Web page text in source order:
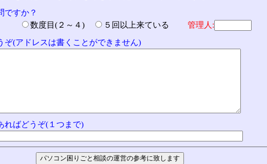
ですか？
た
数度目(２～４) ５回以上来ている 管理人:
ぞ(アドレスは書くことができません)
ればどうぞ(１つまで)